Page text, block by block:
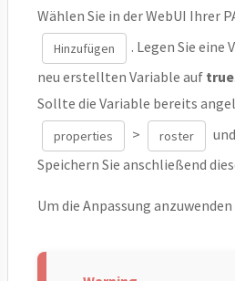
Wählen Sie in der WebUI Ihrer
Hinzufügen . Legen Sie
neu erstellten Variable auf true
Sollte die Variable bereits
properties > roster
Speichern Sie anschließend
Um die Anpassung